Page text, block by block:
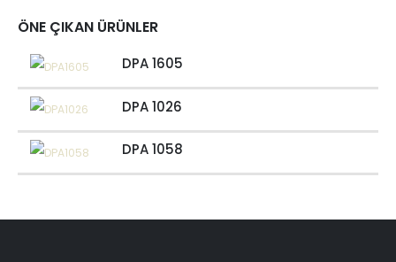
ÖNE ÇIKAN ÜRÜNLER
DPA 1605
DPA 1026
DPA 1058